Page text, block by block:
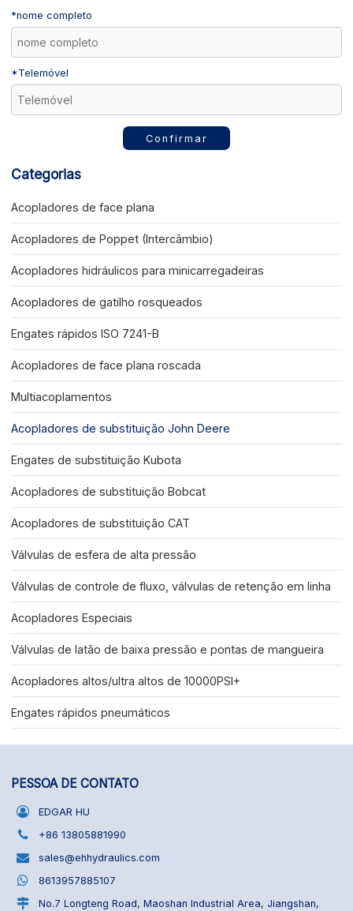
*nome completo
*Telemóvel
Confirmar
Categorias
Acopladores de face plana
Acopladores de Poppet (Intercâmbio)
Acopladores hidráulicos para minicarregadeiras
Acopladores de gatilho rosqueados
Engates rápidos ISO 7241-B
Acopladores de face plana roscada
Multiacoplamentos
Acopladores de substituição John Deere
Engates de substituição Kubota
Acopladores de substituição Bobcat
Acopladores de substituição CAT
Válvulas de esfera de alta pressão
Válvulas de controle de fluxo, válvulas de retenção em linha
Acopladores Especiais
Válvulas de latão de baixa pressão e pontas de mangueira
Acopladores altos/ultra altos de 10000PSI+
Engates rápidos pneumáticos
PESSOA DE CONTATO
EDGAR HU
+86 13805881990
sales@ehhydraulics.com
8613957885107
No.7 Longteng Road, Maoshan Industrial Area, Jiangshan,